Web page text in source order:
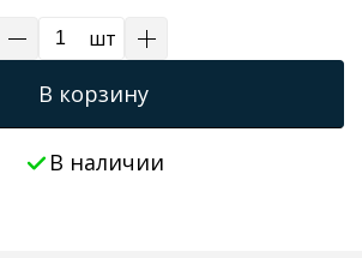
шт
В корзину
В наличии